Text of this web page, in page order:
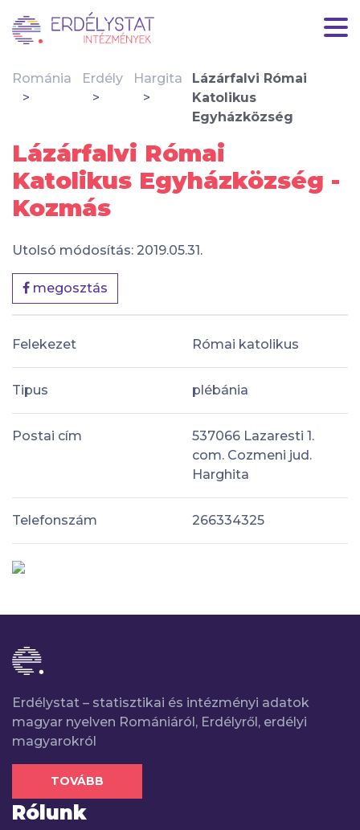
Románia Erdély Hargita
Lázárfalvi Római
Katolikus
Egyházközség
Lázárfalvi Római
Katolikus Egyházközség -
Kozmás
Utolsó módosítás: 2019.05.31.
megosztás
Felekezet Római katolikus
Tipus plébánia
Postai cím
537066 Lazaresti 1.
com. Cozmeni jud.
Harghita
Telefonszám 266334325
Erdélystat – statisztikai és intézményi adatok
magyar nyelven Romániáról, Erdélyről, erdélyi
magyarokról
TOVÁBB
Rólunk